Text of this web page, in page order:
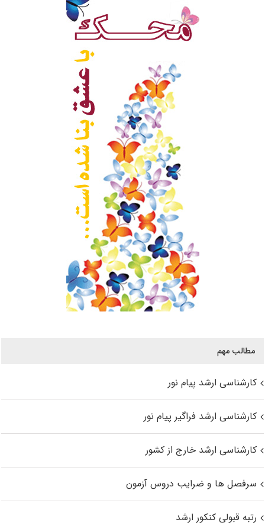
مطالب مهم
کارشناسی ارشد پیام نور
کارشناسی ارشد فراگیر پیام نور
کارشناسی ارشد خارج از کشور
سرفصل ها و ضرایب دروس آزمون
رتبه قبولی کنکور ارشد